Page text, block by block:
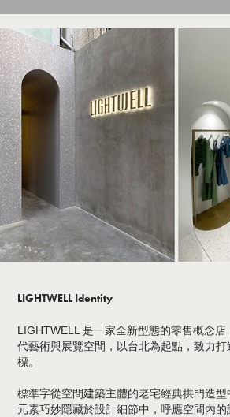
LIGHTWELL Identity
LIGHTWELL 是一家全新型態的零售概念
代藝術與展覽空間，以台北為起點，致力
標。
標準字從空間建築主體的老宅經典拱門造
元素巧妙隱藏於設計細節中，呼應空間內